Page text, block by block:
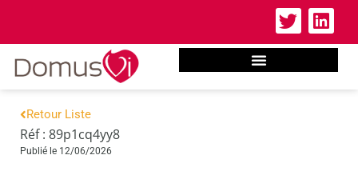
Retour Liste
Réf : 89p1cq4yy8
Publié le 12/06/2026